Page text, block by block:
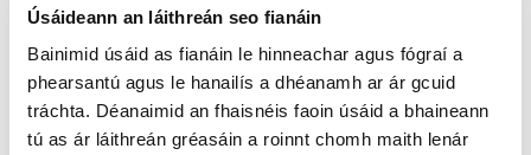
Úsáideann an láithreán seo fianáin
Bainimid úsáid as fianáin le hinneachar agus fógraí a
phearsantú agus le hanailís a dhéanamh ar ár gcuid
tráchta. Déanaimid an fhaisnéis faoin úsáid a bhaineann
tú as ár láithreán gréasáin a roinnt chomh maith lenár
Cé hé an fear breá sin ar chrann na Páise?
Ochón, agus ochón ó.
An é nach n-aithníonn tú do mhac a mháithrín?
Ochón, agus ochón ó.